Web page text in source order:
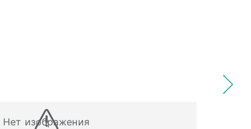
Нет изображения